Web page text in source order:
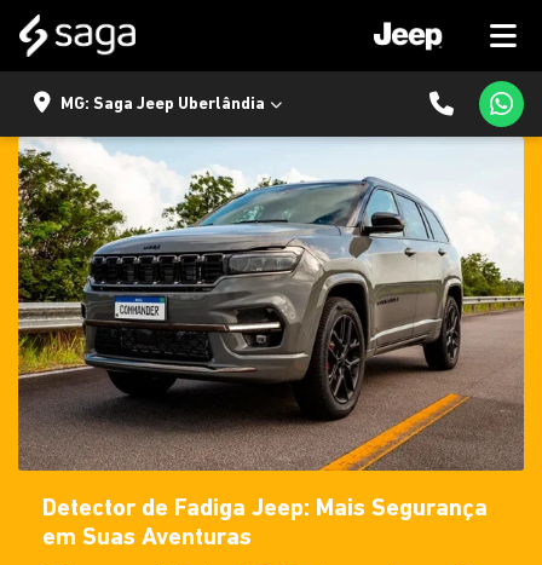
MG: Saga Jeep Uberlândia
Detector de Fadiga Jeep: Mais Segurança
em Suas Aventuras